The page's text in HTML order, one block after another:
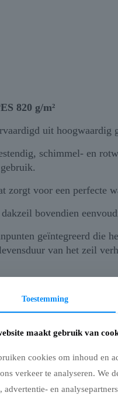
820 g/m²
uit
schimmel- en
zorgt voor een perfecte
bovendien
geïntegreerd die
van het zeil
mm dik
waterdichtheid
Toestemming
maakt gebruik van
cookies om inhoud en
verkeer te analyseren. We
advertentie- en